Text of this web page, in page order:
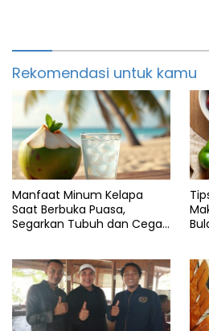
Rekomendasi untuk kamu
Manfaat Minum Kelapa
Saat Berbuka Puasa,
Segarkan Tubuh dan Cegah